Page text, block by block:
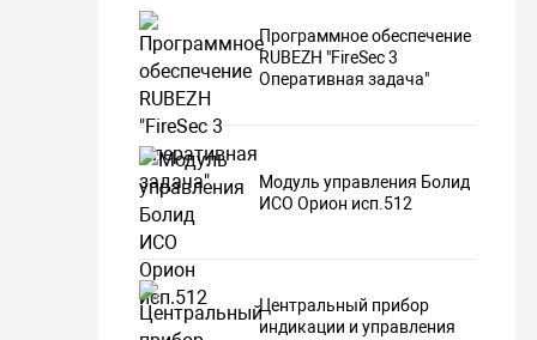
Программное обеспечение
RUBEZH "FireSec 3
Оперативная задача"
Модуль управления Болид
ИСО Орион исп.512
Центральный прибор
индикации и управления